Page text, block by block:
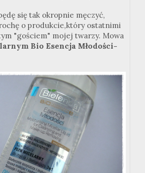
się tak okropnie męczyć,
o produkcie,który ostatnimi
"gościem" mojej twarzy. Mowa
Bio Esencja Młodości-